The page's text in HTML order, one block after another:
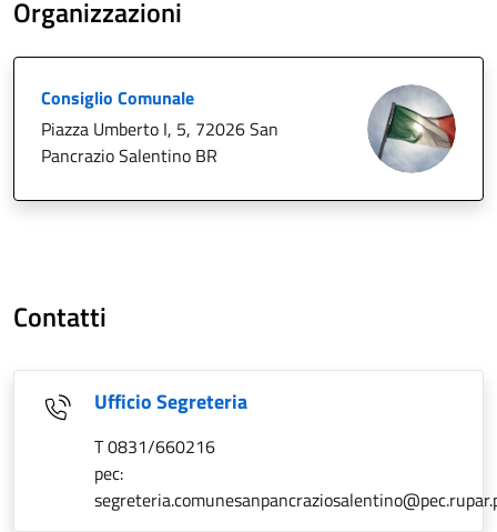
Organizzazioni
Consiglio Comunale
Piazza Umberto I, 5, 72026 San
Pancrazio Salentino BR
Contatti
Ufficio Segreteria
T 0831/660216
pec: